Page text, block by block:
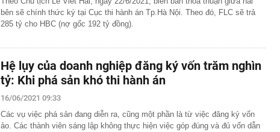
bên sẽ chính thức ký tại Cục thi hành án Tp.Hà Nội. Theo đó, FLC sẽ trả
285 tỷ cho HBC (nợ gốc 192 tỷ đồng).
Hệ lụy của doanh nghiệp đăng ký vốn trăm nghìn
tỷ: Khi phá sản khó thi hành án
16/06/2021 09:33
Các vụ việc phá sản đang diễn ra, cũng một phần là từ việc đăng ký vốn
ảo. Các thành viên sáng lập không thực hiện việc góp đúng và đủ vốn dẫn